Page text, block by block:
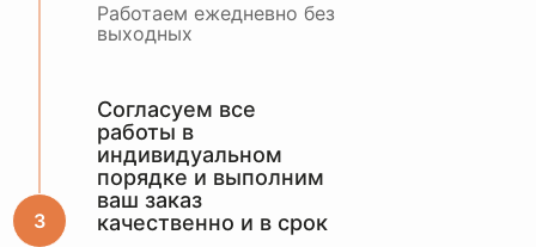
Работаем ежедневно без
выходных
Согласуем все
работы в
индивидуальном
порядке и выполним
ваш заказ
качественно и в срок